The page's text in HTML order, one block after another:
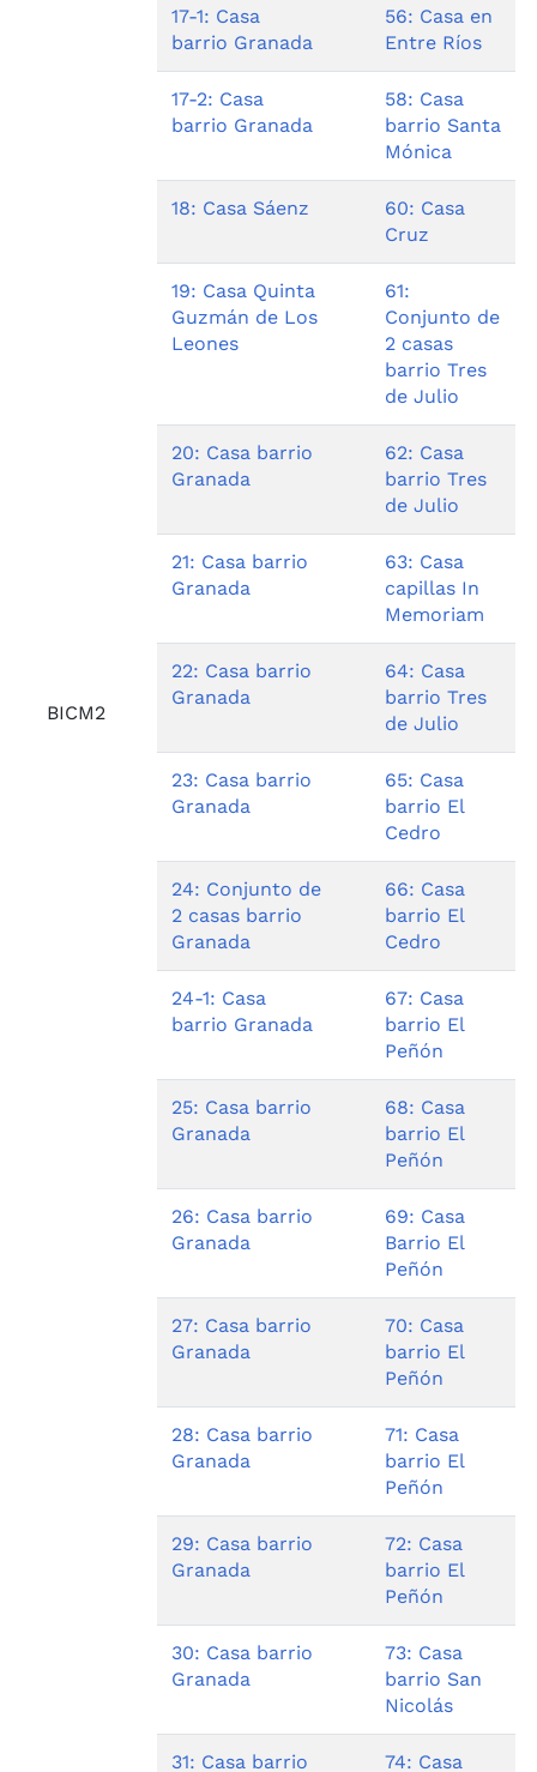
BICM2
17-1: Casa
barrio Granada
56: Casa en
Entre Ríos
17-2: Casa
barrio Granada
58: Casa
barrio Santa
Mónica
18: Casa Sáenz
60: Casa
Cruz
19: Casa Quinta
Guzmán de Los
Leones
61:
Conjunto de
2 casas
barrio Tres
de Julio
20: Casa barrio
Granada
62: Casa
barrio Tres
de Julio
21: Casa barrio
Granada
63: Casa
capillas In
Memoriam
22: Casa barrio
Granada
64: Casa
barrio Tres
de Julio
23: Casa barrio
Granada
65: Casa
barrio El
Cedro
24: Conjunto de
2 casas barrio
Granada
66: Casa
barrio El
Cedro
24-1: Casa
barrio Granada
67: Casa
barrio El
Peñón
25: Casa barrio
Granada
68: Casa
barrio El
Peñón
26: Casa barrio
Granada
69: Casa
Barrio El
Peñón
27: Casa barrio
Granada
70: Casa
barrio El
Peñón
28: Casa barrio
Granada
71: Casa
barrio El
Peñón
29: Casa barrio
Granada
72: Casa
barrio El
Peñón
30: Casa barrio
Granada
73: Casa
barrio San
Nicolás
31: Casa barrio
74: Casa